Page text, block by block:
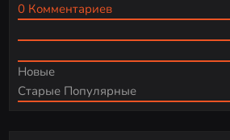
0 Комментариев
Новые
Старые Популярные